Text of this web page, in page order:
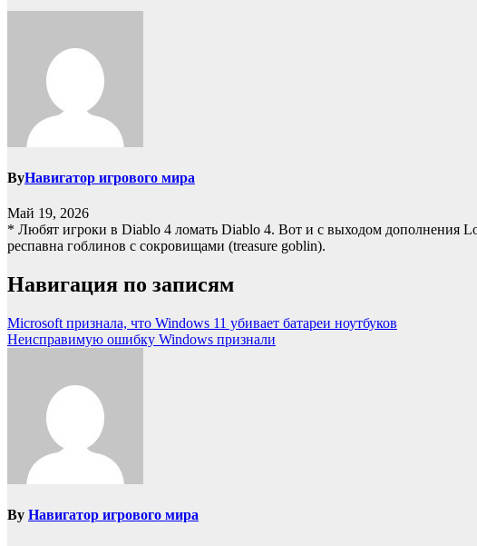
ByНавигатор игрового мира
Май 19, 2026
* Любят игроки в Diablo 4 ломать Diablo 4. Вот и с выходом дополнения
респавна гоблинов с сокровищами (treasure goblin).
Навигация по записям
Microsoft признала, что Windows 11 убивает батареи ноутбуков
Неисправимую ошибку Windows признали
By Навигатор игрового мира